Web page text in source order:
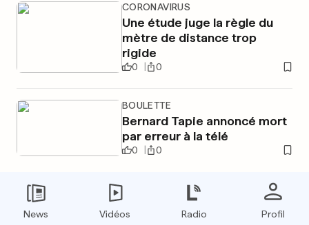
CORONAVIRUS
Une étude juge la règle du
mètre de distance trop
rigide
0 0
BOULETTE
Bernard Tapie annoncé mort
par erreur à la télé
0 0
News Vidéos Radio Profil